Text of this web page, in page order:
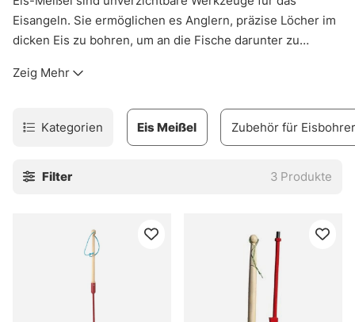
Eisangeln. Sie ermöglichen es Anglern, präzise Löcher im
dicken Eis zu bohren, um an die Fische darunter zu
Materialien gefertigt, um auch den härtesten Bedingungen
das Eis zu durchbrechen, während sie gleichzeitig leicht
und einfach zu handhaben sind, um sicherzustellen, dass
Zeig Mehr
Kategorien Zubehör für Eisbohrer
Eis Meißel
Filter 3 Produkte